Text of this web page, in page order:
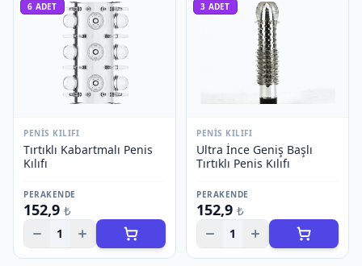
6 ADET
PENIS KILIFI
Tırtıklı Kabartmalı Penis
Kılıfı
PERAKENDE
152,9 ₺
1
3 ADET
PENIS KILIFI
Ultra İnce Geniş Başlı
Tırtıklı Penis Kılıfı
PERAKENDE
152,9 ₺
1